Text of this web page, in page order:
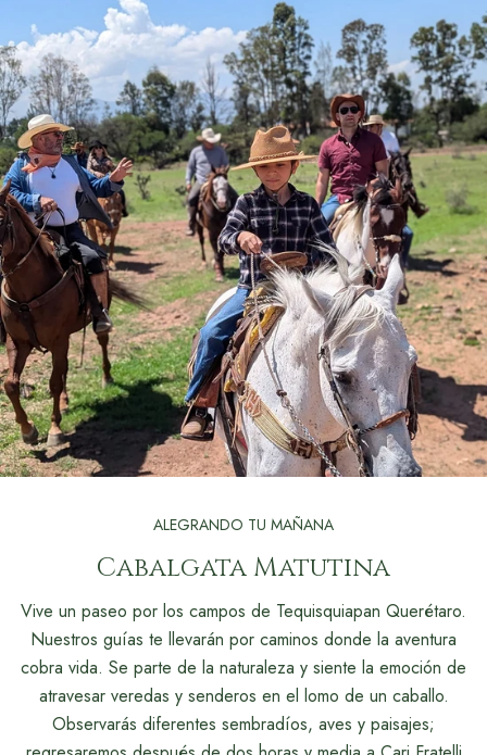
ALEGRANDO TU MAÑANA
Cabalgata Matutina
Vive un paseo por los campos de Tequisquiapan Querétaro.
Nuestros guías te llevarán por caminos donde la aventura
cobra vida. Se parte de la naturaleza y siente la emoción de
atravesar veredas y senderos en el lomo de un caballo.
Observarás diferentes sembradíos, aves y paisajes;